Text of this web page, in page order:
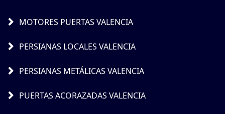
MOTORES PUERTAS VALENCIA
PERSIANAS LOCALES VALENCIA
PERSIANAS METÁLICAS VALENCIA
PUERTAS ACORAZADAS VALENCIA